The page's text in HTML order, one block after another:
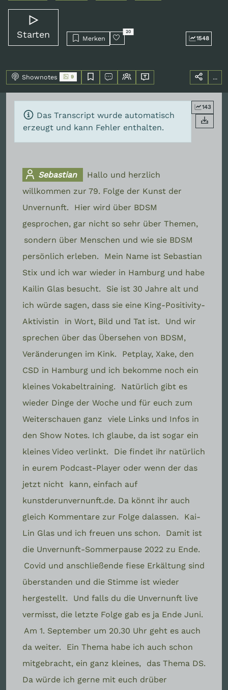
Starten Merken
20
1548
Shownotes 9 ...
Das Transcript wurde automatisch
erzeugt und kann Fehler enthalten.
143
Sebastian
Hallo und herzlich
willkommen zur 79. Folge der Kunst der
Unvernunft.
Hier wird über BDSM
gesprochen, gar nicht so sehr über Themen,
sondern über Menschen und wie sie BDSM
persönlich erleben.
Mein Name ist Sebastian
Stix und ich war wieder in Hamburg und habe
Kailin Glas besucht.
Sie ist 30 Jahre alt und
ich würde sagen, dass sie eine King-Positivity-
Aktivistin
in Wort, Bild und Tat ist.
Und wir
sprechen über das Übersehen von BDSM,
Veränderungen im Kink.
Petplay, Xake, den
CSD in Hamburg und ich bekomme noch ein
kleines Vokabeltraining.
Natürlich gibt es
wieder Dinge der Woche und für euch zum
Weiterschauen ganz
viele Links und Infos in
den Show Notes. Ich glaube, da ist sogar ein
kleines Video verlinkt.
Die findet ihr natürlich
in eurem Podcast-Player oder wenn der das
jetzt nicht
kann, einfach auf
kunstderunvernunft.de. Da könnt ihr auch
gleich Kommentare zur Folge dalassen.
Kai-
Lin Glas und ich freuen uns schon.
Damit ist
die Unvernunft-Sommerpause 2022 zu Ende.
Covid und anschließende fiese Erkältung sind
überstanden und die Stimme ist wieder
hergestellt.
Und falls du die Unvernunft live
vermisst, die letzte Folge gab es ja Ende Juni.
Am 1. September um 20.30 Uhr geht es auch
da weiter.
Ein Thema habe ich auch schon
mitgebracht, ein ganz kleines,
das Thema DS.
Da würde ich gerne mit euch drüber